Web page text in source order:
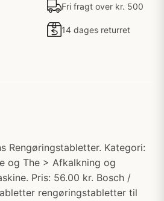
Fri fragt over kr. 500
14 dages returret
Rengøringstabletter. Kategori:
og The > Afkalkning og
Pris: 56.00 kr. Bosch /
rengøringstabletter til